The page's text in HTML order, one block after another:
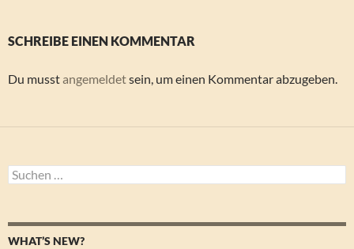
SCHREIBE EINEN KOMMENTAR
Du musstangemeldetsein, um einen Kommentar abzugeben.
Suchen
nach:
WHAT’S NEW?